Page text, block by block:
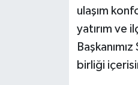
ulaşım
yatırım ve
birliği